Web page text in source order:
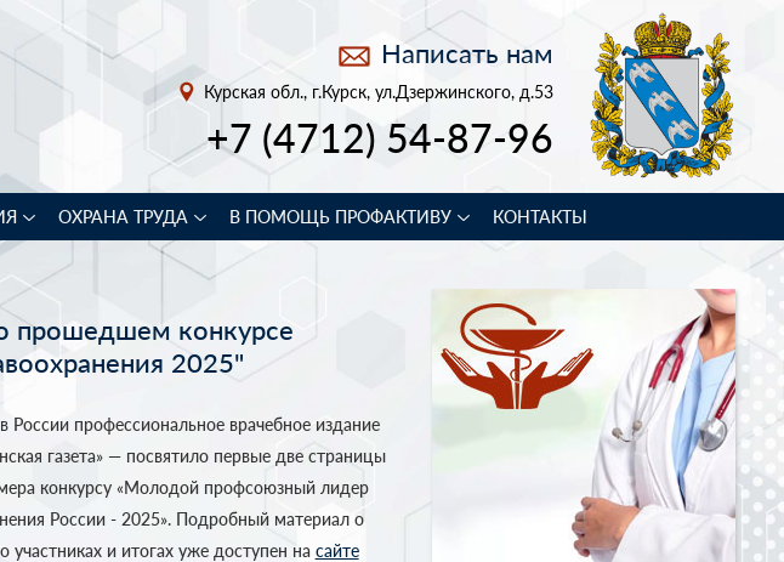
Написать нам
Курская обл., г.Курск, ул.Дзержинского, д.53
+7 (4712) 54-87-96
ОХРАНА ТРУДА В ПОМОЩЬ ПРОФАКТИВУ КОНТАКТЫ
прошедшем конкурсе
2025"
России профессиональное врачебное издание
газета» — посвятило первые две страницы
конкурсу «Молодой профсоюзный лидер
России - 2025». Подробный материал о
участниках и итогах уже доступен на сайте